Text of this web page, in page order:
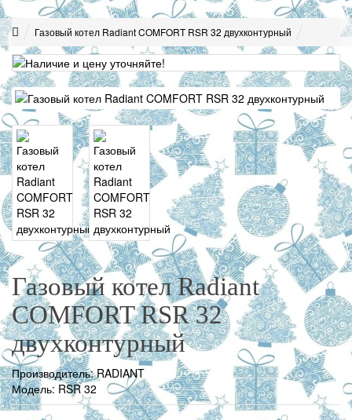
Газовый котел Radiant COMFORT RSR 32 двухконтурный
Газовый котел Radiant
COMFORT RSR 32
двухконтурный
Производитель:RADIANT
Модель: RSR 32